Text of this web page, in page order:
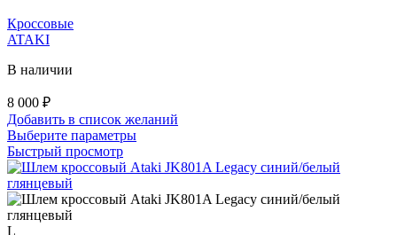
Кроссовые
ATAKI
В наличии
8 000 ₽
Добавить в список желаний
Выберите параметрыЭтот
имеет
вариаций.
Быстрый просмотр
L